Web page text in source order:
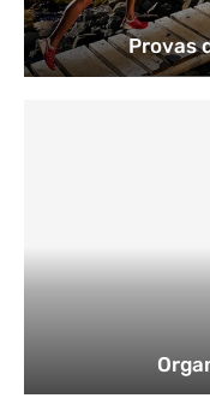
Provas